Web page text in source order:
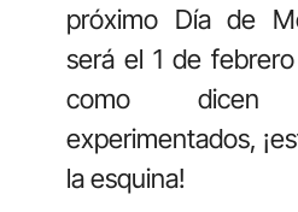
próximo Día de
será el 1 de
como
experimentados,
la esquina!